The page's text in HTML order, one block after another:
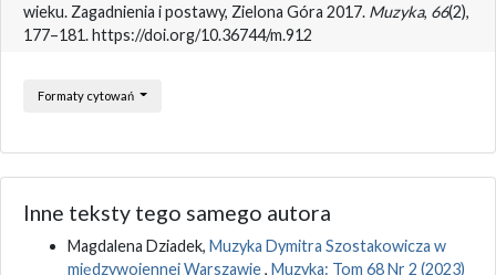
wieku. Zagadnienia i postawy, Zielona Góra 2017. Muzyka, 66(2),
177–181. https://doi.org/10.36744/m.912
Formaty cytowań
Inne teksty tego samego autora
Magdalena Dziadek, Muzyka Dymitra Szostakowicza w
międzywojennej Warszawie, Muzyka: Tom 68 Nr 2 (2023)